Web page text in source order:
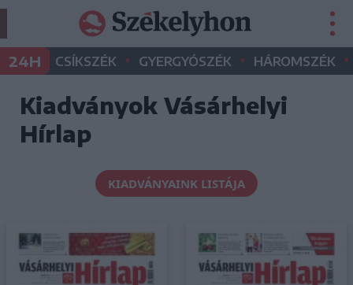
24H CSÍKSZÉK • GYERGYÓSZÉK • HÁROMSZÉK •
Kiadványok Vásárhelyi
Hírlap
KIADVÁNYAINK LISTÁJA